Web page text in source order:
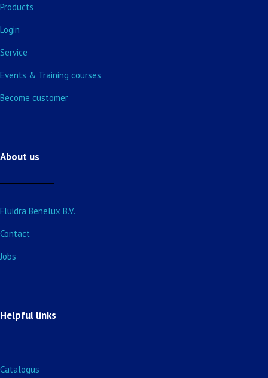
Products
Login
Service
Events & Training courses
Become customer
About us
Fluidra Benelux B.V.
Contact
Jobs
Helpful links
Catalogus